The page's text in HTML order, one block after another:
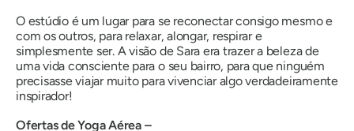
O estúdio é um lugar para se reconectar consigo mesmo e
com os outros, para relaxar, alongar, respirar e
simplesmente ser. A visão de Sara era trazer a beleza de
uma vida consciente para o seu bairro, para que ninguém
precisasse viajar muito para vivenciar algo verdadeiramente
inspirador!
Ofertas de Yoga Aérea –